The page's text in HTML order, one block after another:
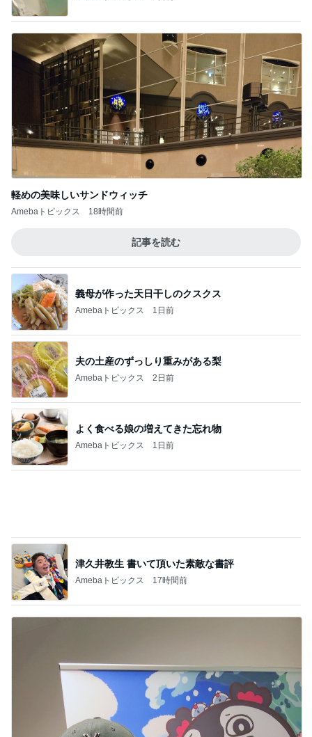
軽めの美味しいサンドウィッチ
Amebaトピックス 18時間前
記事を読む
Amebaトピックス 1日前
夫の土産のずっしり重みがある梨
Amebaトピックス 2日前
よく食べる娘の増えてきた忘れ物
Amebaトピックス 1日前
一人で観て考えさせられた映画
Amebaトピックス 21時間前